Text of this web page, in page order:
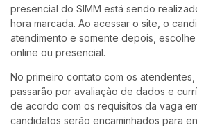
presencial do SIMM está sendo
hora marcada. Ao acessar o site, o
atendimento e somente depois,
online ou presencial.
No primeiro contato com os
passarão por avaliação de dados e
de acordo com os requisitos da vaga
candidatos serão encaminhados para